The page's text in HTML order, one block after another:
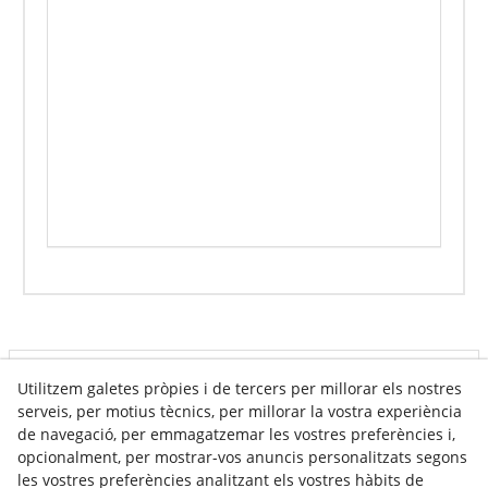
Info venda online
Contacte
Utilitzem galetes pròpies i de tercers per millorar els nostres
serveis, per motius tècnics, per millorar la vostra experiència
de navegació, per emmagatzemar les vostres preferències i,
opcionalment, per mostrar-vos anuncis personalitzats segons
les vostres preferències analitzant els vostres hàbits de